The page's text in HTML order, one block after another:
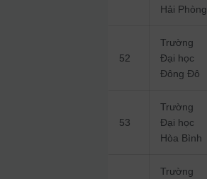
Hải Phòng
52
Trường
Đại học
Đông Đô
53
Trường
Đại học
Hòa Bình
Trường